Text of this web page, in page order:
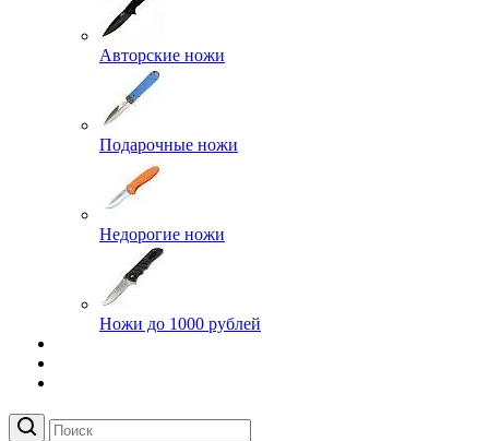
Авторские ножи
Подарочные ножи
Недорогие ножи
Ножи до 1000 рублей